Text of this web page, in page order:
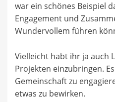
war ein schönes Beispiel
Engagement und
Wundervollem führen
Vielleicht habt ihr ja auch
Projekten einzubringen.
Gemeinschaft zu
etwas zu bewirken.